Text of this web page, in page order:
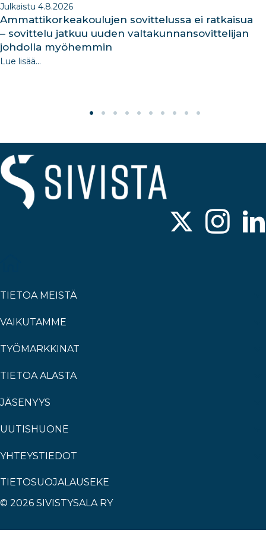
Julkaistu 4.8.2026
Ammattikorkeakoulujen sovittelussa ei ratkaisua
– sovittelu jatkuu uuden valtakunnansovittelijan
johdolla myöhemmin
Lue lisää...
TIETOA MEISTÄ
VAIKUTAMME
TYÖMARKKINAT
TIETOA ALASTA
JÄSENYYS
UUTISHUONE
YHTEYSTIEDOT
TIETOSUOJALAUSEKE
© 2026 SIVISTYSALA RY